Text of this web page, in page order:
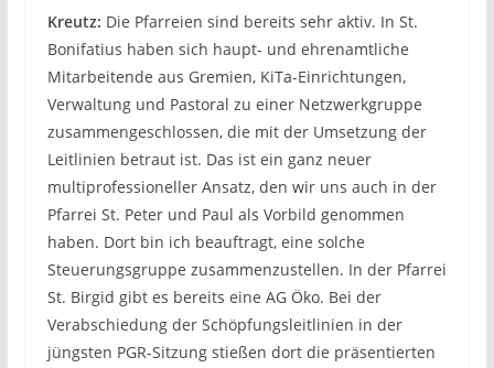
Kreutz: Die Pfarreien sind bereits sehr aktiv. In St.
Bonifatius haben sich haupt- und ehrenamtliche
Mitarbeitende aus Gremien, KiTa-Einrichtungen,
Verwaltung und Pastoral zu einer Netzwerkgruppe
zusammengeschlossen, die mit der Umsetzung der
Leitlinien betraut ist. Das ist ein ganz neuer
multiprofessioneller Ansatz, den wir uns auch in der
Pfarrei St. Peter und Paul als Vorbild genommen
haben. Dort bin ich beauftragt, eine solche
Steuerungsgruppe zusammenzustellen. In der Pfarrei
St. Birgid gibt es bereits eine AG Öko. Bei der
Verabschiedung der Schöpfungsleitlinien in der
jüngsten PGR-Sitzung stießen dort die präsentierten